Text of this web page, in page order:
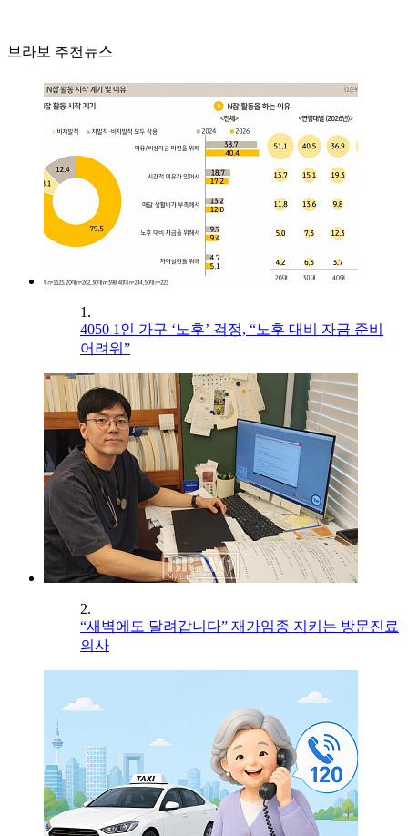
브라보 추천뉴스
1.
4050 1인 가구 ‘노후’ 걱정, “노후 대비 자금 준비
어려워”
2.
“새벽에도 달려갑니다” 재가임종 지키는 방문진료
의사